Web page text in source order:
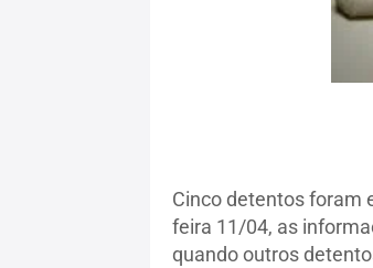
Cinco detentos foram
feira 11/04, as
quando outros